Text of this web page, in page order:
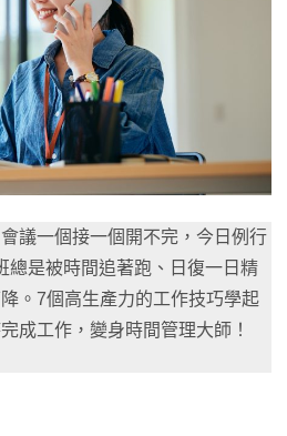
議一個接一個開不完，今日例行
總是被時間追著跑、日復一日精
。7個高生產力的工作技巧學起
成工作，變身時間管理大師！